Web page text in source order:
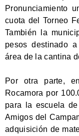
Pronunciamiento
cuota del Torneo
También la
pesos destinado
área de la cantina
Por otra parte,
Rocamora por
para la escuela
Amigos del
adquisición de